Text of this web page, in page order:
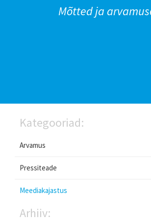
Mõtted ja
Kategooriad:
Arvamus
Pressiteade
Meediakajastus
Arhiiv: